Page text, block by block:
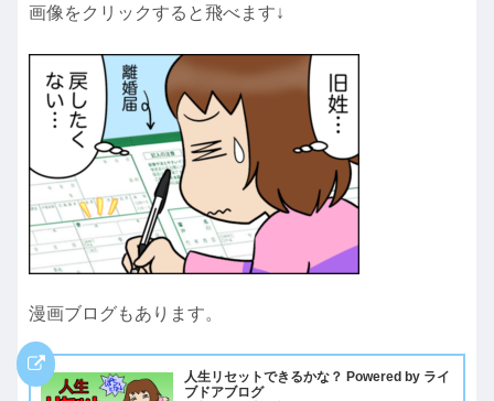
画像をクリックすると飛べます↓
漫画ブログもあります。
人生リセットできるかな？ Powered by ライ
ブドアブログ